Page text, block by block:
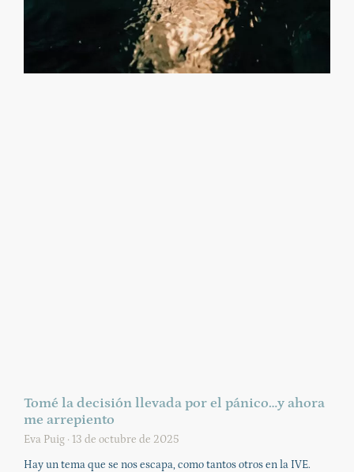
Tomé la decisión llevada por el pánico…y ahora
me arrepiento
Eva Puig
13 de octubre de 2025
Hay un tema que se nos escapa, como tantos otros en la IVE.